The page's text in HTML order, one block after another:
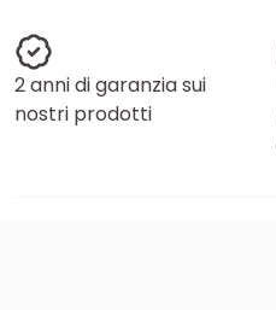
2 anni di garanzia sui
nostri prodotti